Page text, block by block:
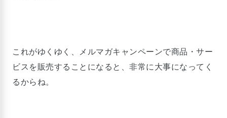
これがゆくゆく、メルマガキャンペーンで商品・サー
ビスを販売することになると、非常に大事になってく
るからね。